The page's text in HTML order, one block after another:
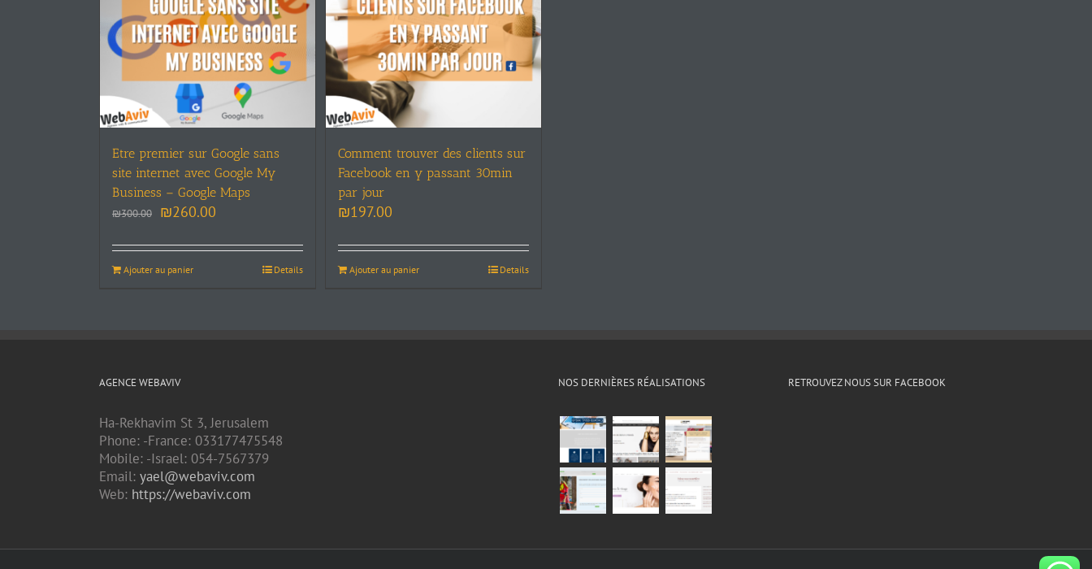
Etre premier sur Google sans
site internet avec Google My
Business – Google Maps
₪300.00 ₪260.00
Ajouter au panier Details
Comment trouver des clients sur
Facebook en y passant 30min
par jour
₪197.00
Ajouter au panier Details
AGENCE WEBAVIV
Ha-Rekhavim St 3, Jerusalem
Phone: -France: 033177475548
Mobile: -Israel: 054-7567379
Email: yael@webaviv.com
Web: https://webaviv.com
NOS DERNIÈRES RÉALISATIONS RETROUVEZ NOUS SUR FACEBOOK